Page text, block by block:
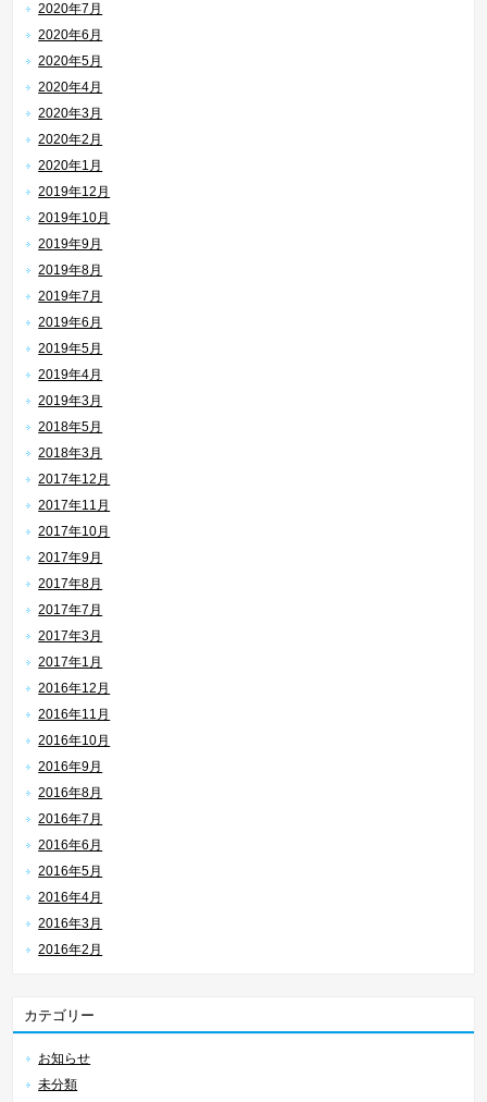
2020年7月
2020年6月
2020年5月
2020年4月
2020年3月
2020年2月
2020年1月
2019年12月
2019年10月
2019年9月
2019年8月
2019年7月
2019年6月
2019年5月
2019年4月
2019年3月
2018年5月
2018年3月
2017年12月
2017年11月
2017年10月
2017年9月
2017年8月
2017年7月
2017年3月
2017年1月
2016年12月
2016年11月
2016年10月
2016年9月
2016年8月
2016年7月
2016年6月
2016年5月
2016年4月
2016年3月
2016年2月
カテゴリー
お知らせ
未分類